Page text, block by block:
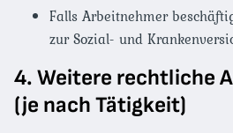
Falls Arbeitnehmer
zur Sozial- und
4. Weitere rechtliche
(je nach Tätigkeit)